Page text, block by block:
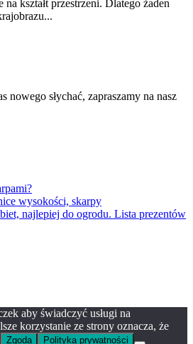
kształt przestrzeni. Dlatego żaden
nowego słychać, zapraszamy na nasz
wysokości, skarpy
najlepiej do ogrodu. Lista prezentów
aby świadczyć usługi na
korzystanie ze strony oznacza, że
Zgoda Polityka prywatności